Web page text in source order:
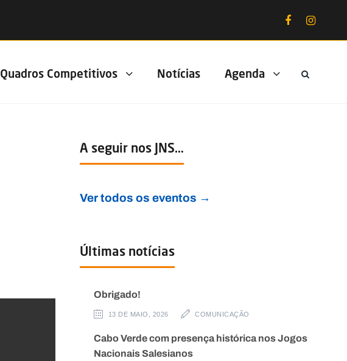
Quadros Competitivos Notícias Agenda
A seguir nos JNS…
Ver todos os eventos →
Últimas notícias
Obrigado!
13 DE MAIO, 2026 COMUNICAÇÃO
Cabo Verde com presença histórica nos Jogos
Nacionais Salesianos